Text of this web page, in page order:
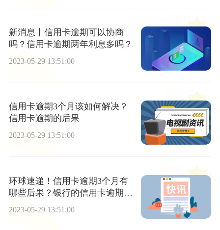
新消息丨信用卡逾期可以协商
吗？信用卡逾期两年利息多吗？
2023-05-29 13:51:00
信用卡逾期3个月该如何解决？
信用卡逾期的后果
2023-05-29 13:51:00
环球速递！信用卡逾期3个月有
哪些后果？银行的信用卡逾期会
2023-05-29 13:51:00